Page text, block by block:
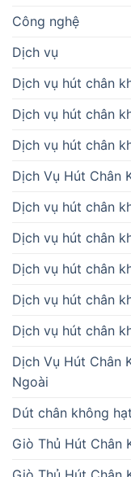
Công nghệ
Dịch vụ
Dịch vụ hút chân
Dịch vụ hút chân
Dịch vụ hút chân
Dịch Vụ Hút Chân
Dịch vụ hút chân
Dịch vụ hút chân
Dịch vụ hút chân
Dịch vụ hút chân
Dịch vụ hút chân
Dịch Vụ Hút Chân
Ngoài
Dút chân không
Giò Thủ Hút Chân